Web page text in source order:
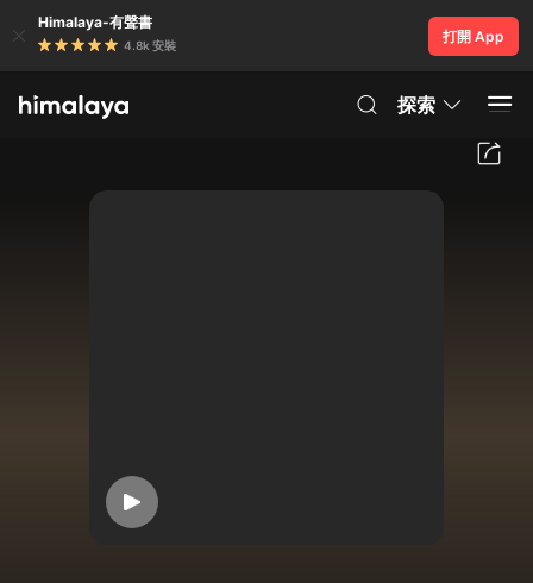
Himalaya-有聲書
4.8k 安裝
打開 App
探索